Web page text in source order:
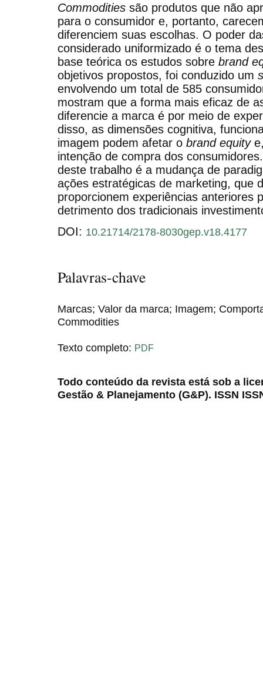
Commodities são produtos que não
para o consumidor e, portanto,
diferenciem suas escolhas. O poder
considerado uniformizado é o tema
base teórica os estudos sobre brand
objetivos propostos, foi conduzido um
envolvendo um total de 585
mostram que a forma mais eficaz de
diferencie a marca é por meio de
disso, as dimensões cognitiva,
imagem podem afetar o brand equity
intenção de compra dos
deste trabalho é a mudança de
ações estratégicas de marketing, que
proporcionem experiências anteriores
detrimento dos tradicionais
DOI: 10.21714/2178-8030gep.v18.4177
Palavras-chave
Marcas; Valor da marca; Imagem;
Commodities
Texto completo: PDF
Todo conteúdo da revista está sob a
Gestão & Planejamento (G&P). ISSN